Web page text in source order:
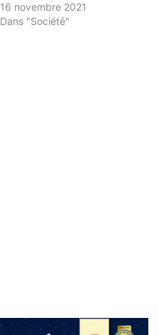
16 novembre 2021
Dans "Société"